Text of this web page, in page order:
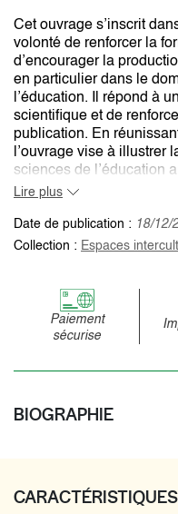
Cet ouvrage s’inscrit
volonté de renforcer la
d’encourager la
en particulier dans le
l’éducation. Il répond à
scientifique et de
publication. En
l’ouvrage vise à illustrer
sciences de l’éducation
Lire plus
Date de publication : 18/12/
Collection : Espaces
Paiement
sécurise
BIOGRAPHIE
CARACTÉRISTIQUES